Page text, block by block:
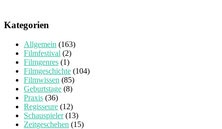
Kategorien
Allgemein (163)
Filmfestival (2)
Filmgenres (1)
Filmgeschichte (104)
Filmwissen (85)
Geburtstage (8)
Praxis (36)
Regisseure (12)
Schauspieler(13)
Zeitgeschehen (15)